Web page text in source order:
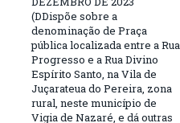
(DDispõe sobre a
denominação de Praça
pública localizada entre a Rua
Progresso e a Rua Divino
Espírito Santo, na Vila de
Juçarateua do Pereira, zona
rural, neste município de
Vigia de Nazaré, e dá outras